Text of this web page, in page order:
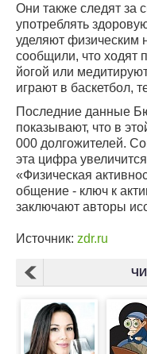
Они также следят за
употреблять
уделяют физическим
сообщили, что ходят
йогой или
играют в баскетбол,
Последние данные
показывают, что в
000 долгожителей.
эта цифра
«Физическая
общение - ключ к
заключают авторы
Источник: zdr.ru